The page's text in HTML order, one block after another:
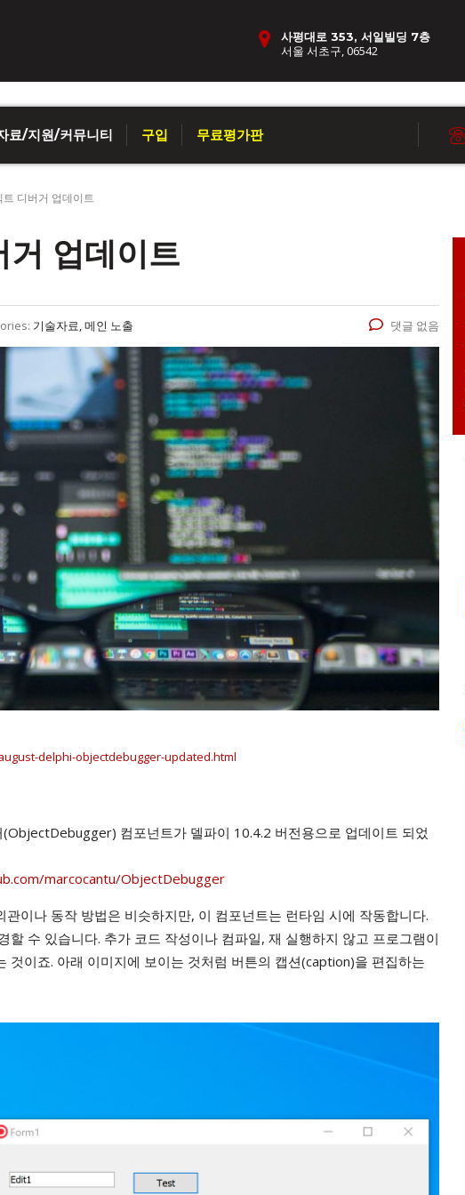
사평대로 353, 서일빌딩 7층
서울 서초구, 06542
료/지원/커뮤니티 구입 무료평가판
디버거 업데이트
업데이트
기술자료, 메인 노출 댓글 없음
delphi-objectdebugger-updated.html
컴포넌트가 델파이 10.4.2 버전용으로 업데이트 되었
marcocantu/ObjectDebugger
이나 동작 방법은 비슷하지만, 이 컴포넌트는 런타임 시에 작동합니다.
수 있습니다. 추가 코드 작성이나 컴파일, 재 실행하지 않고 프로그램이
것이죠. 아래 이미지에 보이는 것처럼 버튼의 캡션(caption)을 편집하는